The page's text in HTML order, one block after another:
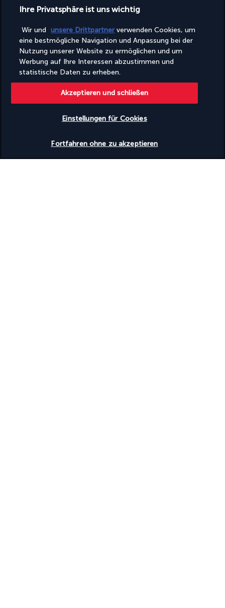
Turkish Airlines Holidays
Bewertet4,2
Basierend auf950Meinungen
Ihre Privatsphäre ist uns wichtig
Wir und unsere Drittpartnerverwenden Cookies, um
eine bestmögliche Navigation und Anpassung bei der
Nutzung unserer Website zu ermöglichen und um
Werbung auf Ihre Interessen abzustimmen und
statistische Daten zu erheben.
Einstellungen für Cookies
Fortfahren ohne zu akzeptieren
Akzeptieren und schließen